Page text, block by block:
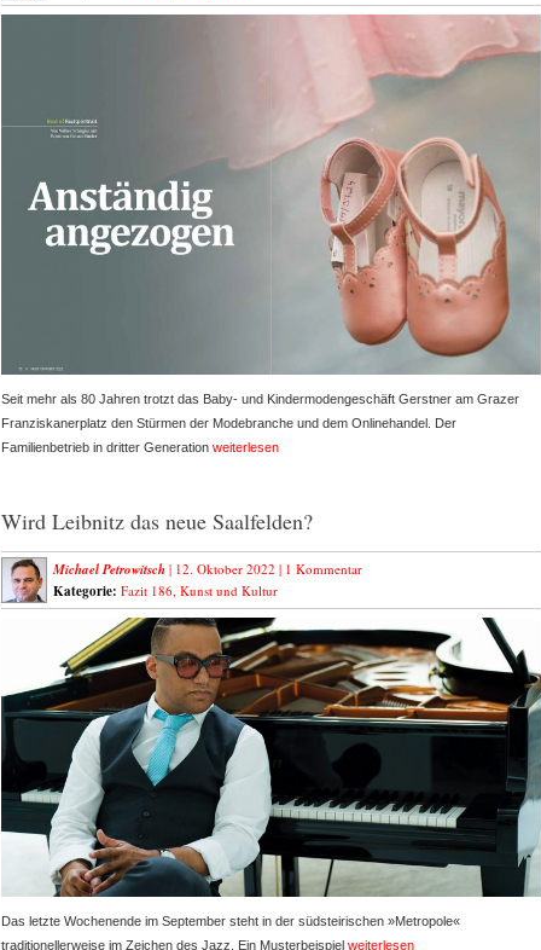
Seit mehr als 80 Jahren trotzt das Baby- und Kindermodengeschäft Gerstner am Grazer
Franziskanerplatz den Stürmen der Modebranche und dem Onlinehandel. Der
Familienbetrieb in dritter Generation weiterlesen
Wird Leibnitz das neue Saalfelden?
Michael Petrowitsch | 12. Oktober 2022 | 1 Kommentar
Kategorie: Fazit 186, Kunst und Kultur
Das letzte Wochenende im September steht in der südsteirischen »Metropole«
traditionellerweise im Zeichen des Jazz. Ein Musterbeispiel weiterlesen